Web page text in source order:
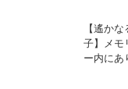
【遙か
子】メモ
ー内にあ